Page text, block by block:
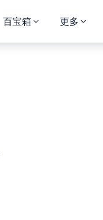
百宝箱 更多